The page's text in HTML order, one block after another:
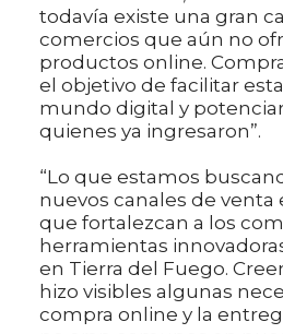
todavía existe una gran
comercios que aún no
productos online.
el objetivo de facilitar
mundo digital y
quienes ya ingresaron”.
“Lo que estamos
nuevos canales de venta
que fortalezcan a los
herramientas
en Tierra del Fuego.
hizo visibles algunas
compra online y la